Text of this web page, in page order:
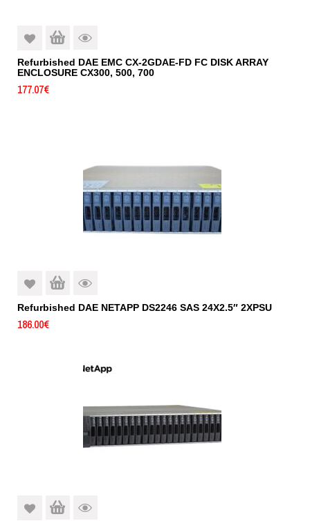
Refurbished DAE EMC CX-2GDAE-FD FC DISK ARRAY
ENCLOSURE CX300, 500, 700
177.07€
Refurbished DAE NETAPP DS2246 SAS 24X2.5″ 2XPSU
186.00€